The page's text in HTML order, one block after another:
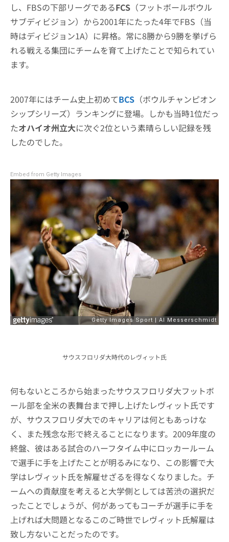
し、FBSの下部リーグであるFCS （フットボールボウル
サブディビジョン）から2001年にたった4年でFBS（当
時はディビジョン1A）に昇格。常に8勝から9勝を挙げら
れる戦える集団にチームを育て上げたことで知られてい
ます。
2007年にはチーム史上初めてBCS （ボウルチャンピオン
シップシリーズ）ランキングに登場。しかも当時1位だっ
たオハイオ州立大に次ぐ2位という素晴らしい記録を残
したのでした。
Embed from Getty Images
サウスフロリダ大時代のレヴィット氏
何もないところから始まったサウスフロリダ大フットボ
ール部を全米の表舞台まで押し上げたレヴィット氏です
が、サウスフロリダ大でのキャリアは何ともあっけな
く、また残念な形で終えることになります。2009年度の
終盤、彼はある試合のハーフタイム中にロッカールーム
で選手に手を上げたことが明るみになり、この影響で大
学はレヴィット氏を解雇せざるを得なくなりました。チ
ームへの貢献度を考えると大学側としては苦渋の選択だ
ったことでしょうが、何があってもコーチが選手に手を
上げれば大問題となるこのご時世でレヴィット氏解雇は
致し方ないことだったのです。